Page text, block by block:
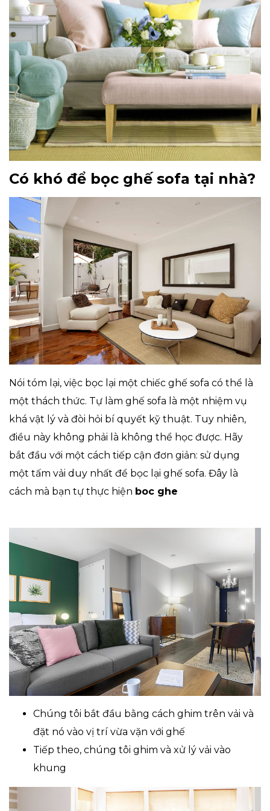
Có khó để bọc ghế sofa tại nhà?
Nói tóm lại, việc bọc lại một chiếc ghế sofa có thể là
một thách thức. Tự làm ghế sofa là một nhiệm vụ
khá vật lý và đòi hỏi bí quyết kỹ thuật. Tuy nhiên,
điều này không phải là không thể học được. Hãy
bắt đầu với một cách tiếp cận đơn giản: sử dụng
một tấm vải duy nhất để bọc lại ghế sofa. Đây là
cách mà bạn tự thực hiện boc ghe
Chúng tôi bắt đầu bằng cách ghim trên vải và
đặt nó vào vị trí vừa vặn với ghế
Tiếp theo, chúng tôi ghim và xử lý vải vào
khung